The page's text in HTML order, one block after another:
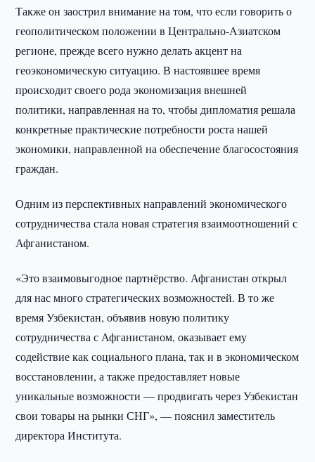
Также он заострил внимание на том, что если говорить о
геополитическом положении в Центрально-Азиатском
регионе, прежде всего нужно делать акцент на
геоэкономическую ситуацию. В настоявшее время
происходит своего рода экономизация внешней
политики, направленная на то, чтобы дипломатия решала
конкретные практические потребности роста нашей
экономики, направленной на обеспечение благосостояния
граждан.
Одним из перспективных направлений экономического
сотрудничества стала новая стратегия взаимоотношений с
Афганистаном.
«Это взаимовыгодное партнёрство. Афганистан открыл
для нас много стратегических возможностей. В то же
время Узбекистан, объявив новую политику
сотрудничества с Афганистаном, оказывает ему
содействие как социального плана, так и в экономическом
восстановлении, а также предоставляет новые
уникальные возможности — продвигать через Узбекистан
свои товары на рынки СНГ», — пояснил заместитель
директора Института.